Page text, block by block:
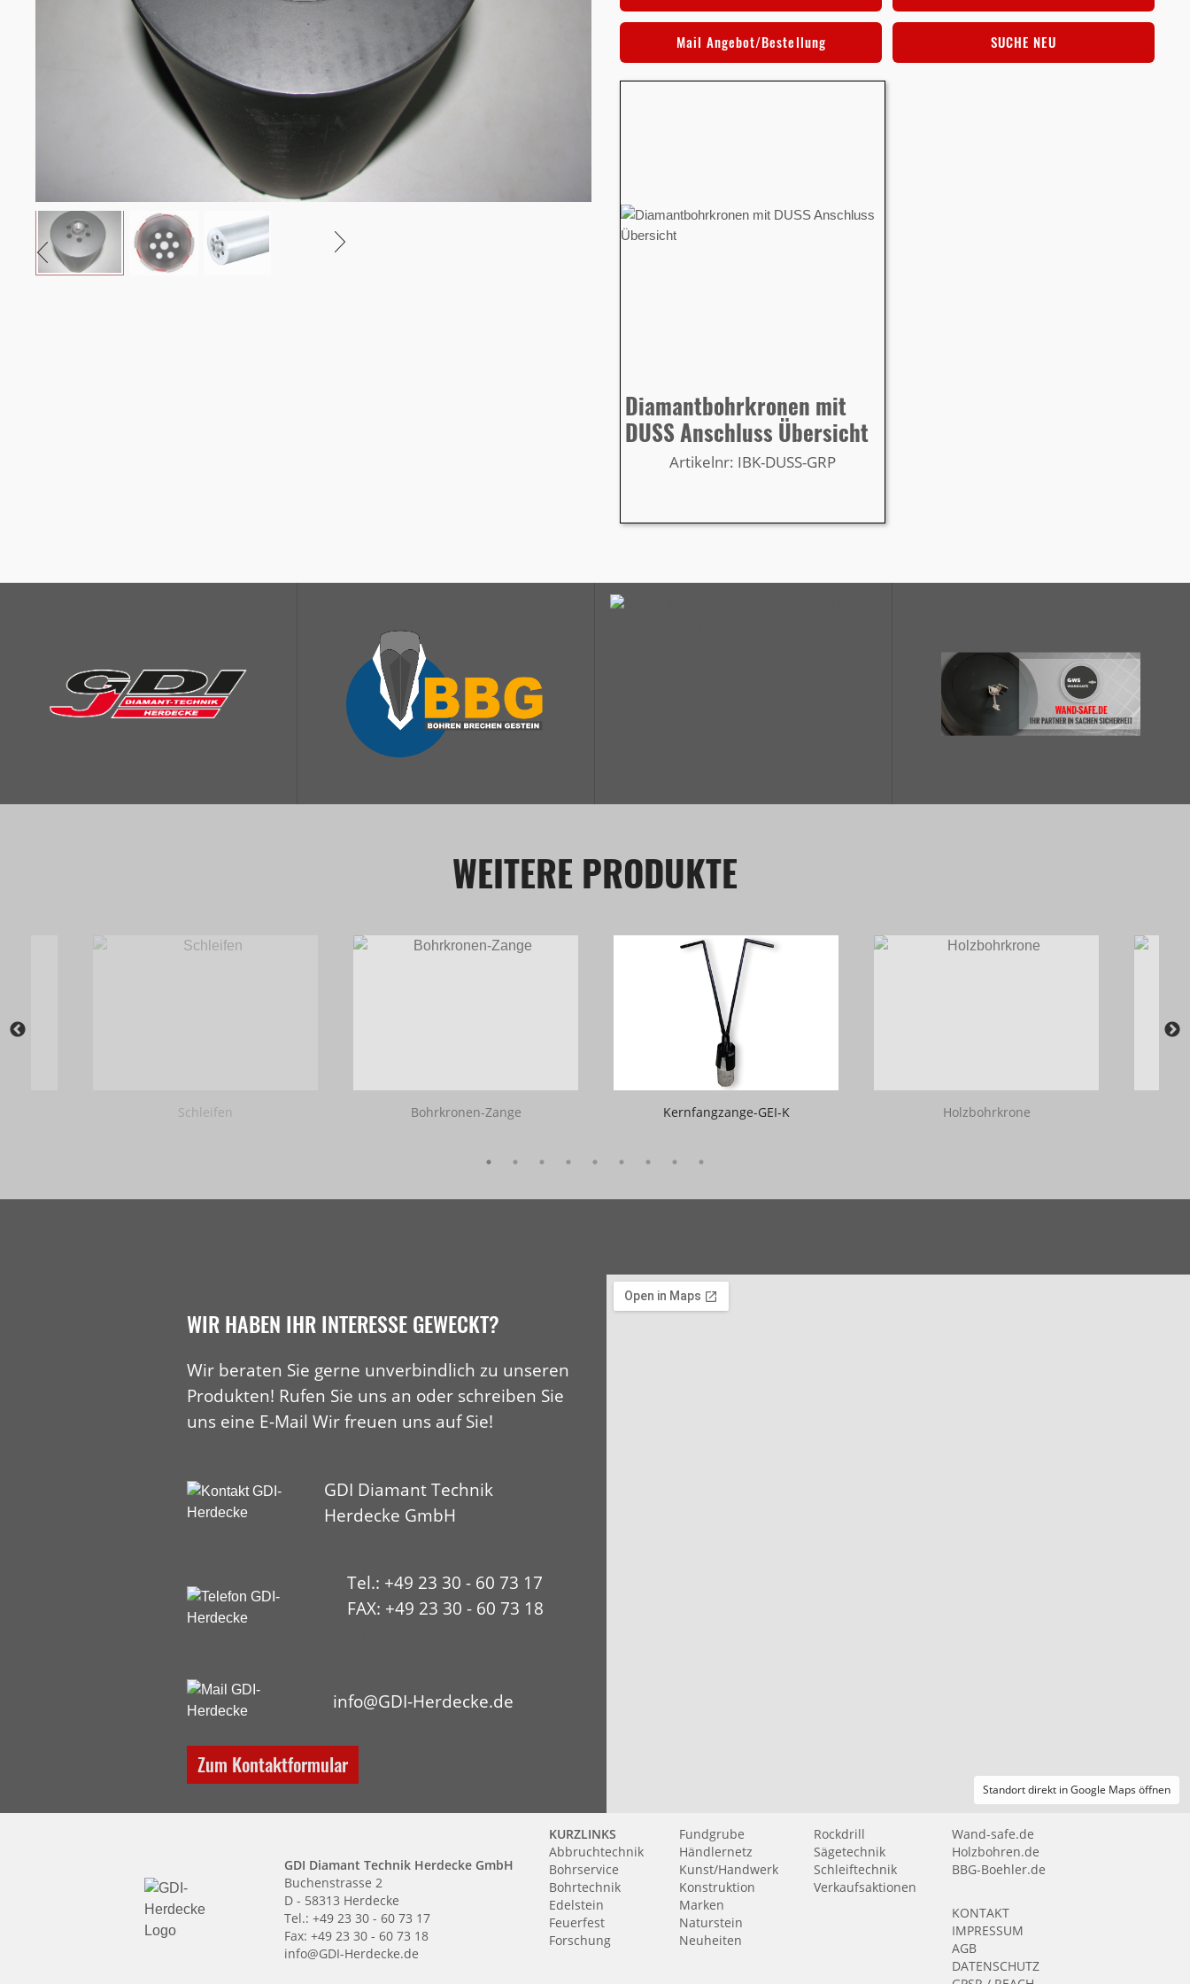
Mail Angebot/Bestellung SUCHE NEU
Diamantbohrkronen mit
DUSS Anschluss Übersicht
Artikelnr: IBK-DUSS-GRP
WEITERE PRODUKTE
Schleifen Bohrkronen-Zange Kernfangzange-GEI-K Holzbohrkrone
WIR HABEN IHR INTERESSE GEWECKT?
Wir beraten Sie gerne unverbindlich zu unseren
Produkten! Rufen Sie uns an oder schreiben Sie
uns eine E-Mail Wir freuen uns auf Sie!
GDI Diamant Technik
Herdecke GmbH
Tel.: +49 23 30 - 60 73 17
FAX: +49 23 30 - 60 73 18
info@GDI-Herdecke.de
Zum Kontaktformular
Standort direkt in Google Maps öffnen
GDI Diamant Technik Herdecke GmbH
Buchenstrasse 2
D - 58313 Herdecke
Tel.: +49 23 30 - 60 73 17
Fax: +49 23 30 - 60 73 18
info@GDI-Herdecke.de
KURZLINKS
Abbruchtechnik
Bohrservice
Bohrtechnik
Edelstein
Feuerfest
Forschung
Fundgrube
Händlernetz
Kunst/Handwerk
Konstruktion
Marken
Naturstein
Neuheiten
Rockdrill
Sägetechnik
Schleiftechnik
Verkaufsaktionen
Wand-safe.de
Holzbohren.de
BBG-Boehler.de
KONTAKT
IMPRESSUM
AGB
DATENSCHUTZ